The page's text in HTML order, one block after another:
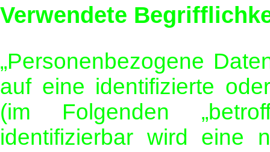
Verwendete
„Personenbezogene
auf eine identifizierte
(im Folgenden
identifizierbar wird eine